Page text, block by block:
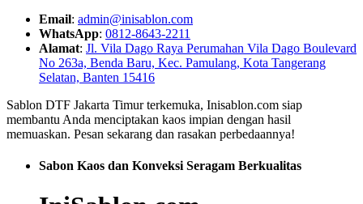
Email: admin@inisablon.com
WhatsApp: 0812-8643-2211
Alamat: Jl. Vila Dago Raya Perumahan Vila Dago Boulevard
No 263a, Benda Baru, Kec. Pamulang, Kota Tangerang
Selatan, Banten 15416
Sablon DTF Jakarta Timur terkemuka, Inisablon.com siap
membantu Anda menciptakan kaos impian dengan hasil
memuaskan. Pesan sekarang dan rasakan perbedaannya!
Sabon Kaos dan Konveksi Seragam Berkualitas